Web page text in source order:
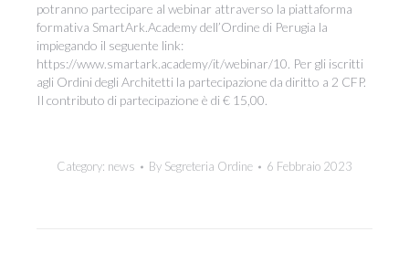
potranno partecipare al webinar attraverso la piattaforma
formativa SmartArk.Academy dell’Ordine di Perugia la
impiegando il seguente link:
https://www.smartark.academy/it/webinar/10. Per gli iscritti
agli Ordini degli Architetti la partecipazione da diritto a 2 CFP.
Il contributo di partecipazione è di € 15,00.
Category: news By Segreteria Ordine 6 Febbraio 2023